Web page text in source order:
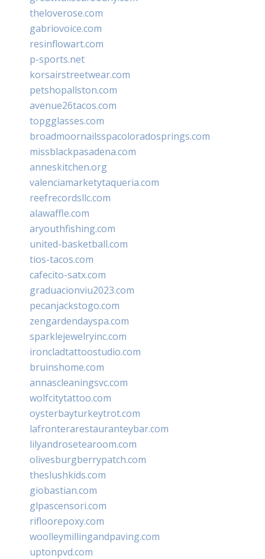
theloverose.com
gabriovoice.com
resinflowart.com
p-sports.net
korsairstreetwear.com
petshopallston.com
avenue26tacos.com
topgglasses.com
broadmoornailsspacoloradosprings.com
missblackpasadena.com
anneskitchen.org
valenciamarketytaqueria.com
reefrecordsllc.com
alawaffle.com
aryouthfishing.com
united-basketball.com
tios-tacos.com
cafecito-satx.com
graduacionviu2023.com
pecanjackstogo.com
zengardendayspa.com
sparklejewelryinc.com
ironcladtattoostudio.com
bruinshome.com
annascleaningsvc.com
wolfcitytattoo.com
oysterbayturkeytrot.com
lafronterarestauranteybar.com
lilyandrosetearoom.com
olivesburgberrypatch.com
theslushkids.com
giobastian.com
glpascensori.com
rifloorepoxy.com
woolleymillingandpaving.com
uptonpvd.com